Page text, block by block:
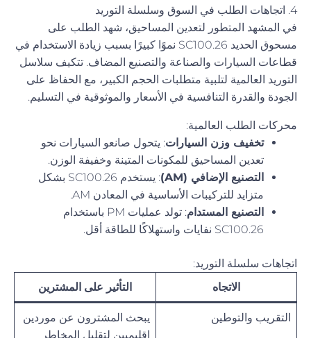
4. اتجاهات الطلب في السوق وسلسلة التوريد
في المشهد المتطور لتعدين المساحيق، شهد الطلب على
مسحوق الحديد SC100.26 نموًا كبيرًا بسبب زيادة الاستخدام في
قطاعات السيارات والصناعة والتصنيع المضاف. تتكيف سلاسل
التوريد العالمية لتلبية متطلبات الحجم الكبير، مع الحفاظ على
الجودة والقدرة التنافسية في الأسعار والموثوقية في التسليم.
محركات الطلب العالمية:
تخفيف وزن السيارات: يتحول صانعو السيارات نحو
تعدين المساحيق للمكونات المتينة وخفيفة الوزن.
التصنيع الإضافي (AM)
: يستخدم SC100.26 بشكل
متزايد للتركيبات الأساسية في المعادن AM.
التصنيع المستدام
: تولد عمليات PM باستخدام
SC100.26 نفايات واستهلاكًا للطاقة أقل.
اتجاهات سلسلة التوريد:
الاتجاه
التأثير على المشترين
التقريب والتوطين
يبحث المشترون عن موردين
إقليميين لتقليل المخاطر